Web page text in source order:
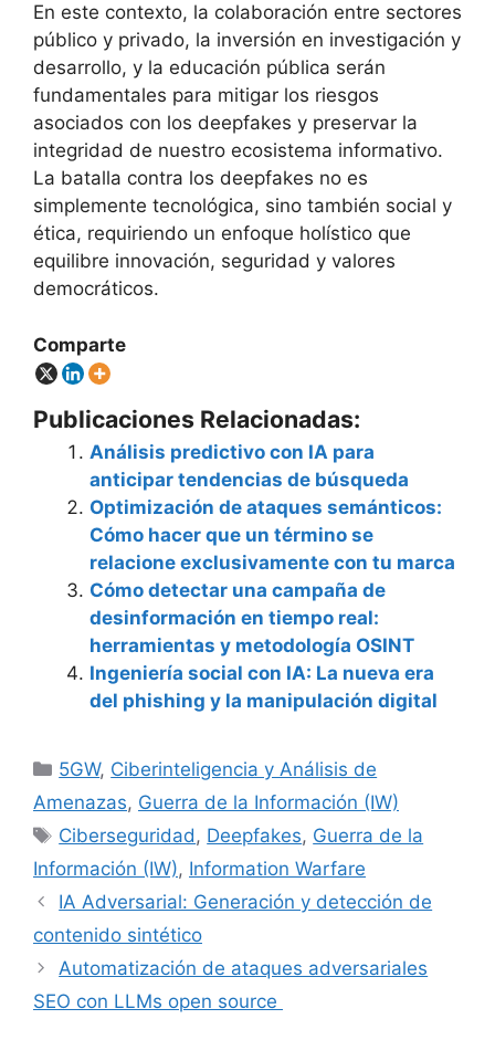
En este contexto, la colaboración entre sectores
público y privado, la inversión en investigación y
desarrollo, y la educación pública serán
fundamentales para mitigar los riesgos
asociados con los deepfakes y preservar la
integridad de nuestro ecosistema informativo.
La batalla contra los deepfakes no es
simplemente tecnológica, sino también social y
ética, requiriendo un enfoque holístico que
equilibre innovación, seguridad y valores
democráticos.
Comparte
Publicaciones Relacionadas:
Análisis predictivo con IA para
anticipar tendencias de búsqueda
Optimización de ataques semánticos:
Cómo hacer que un término se
relacione exclusivamente con tu marca
Cómo detectar una campaña de
desinformación en tiempo real:
herramientas y metodología OSINT
Ingeniería social con IA: La nueva era
del phishing y la manipulación digital
Categorías
5GW, Ciberinteligencia y Análisis de
Amenazas, Guerra de la Información (IW)
Etiquetas
Ciberseguridad , Deepfakes, Guerra de la
Información (IW), Information Warfare
IA Adversarial: Generación y detección de
contenido sintético
Automatización de ataques adversariales
SEO con LLMs open source